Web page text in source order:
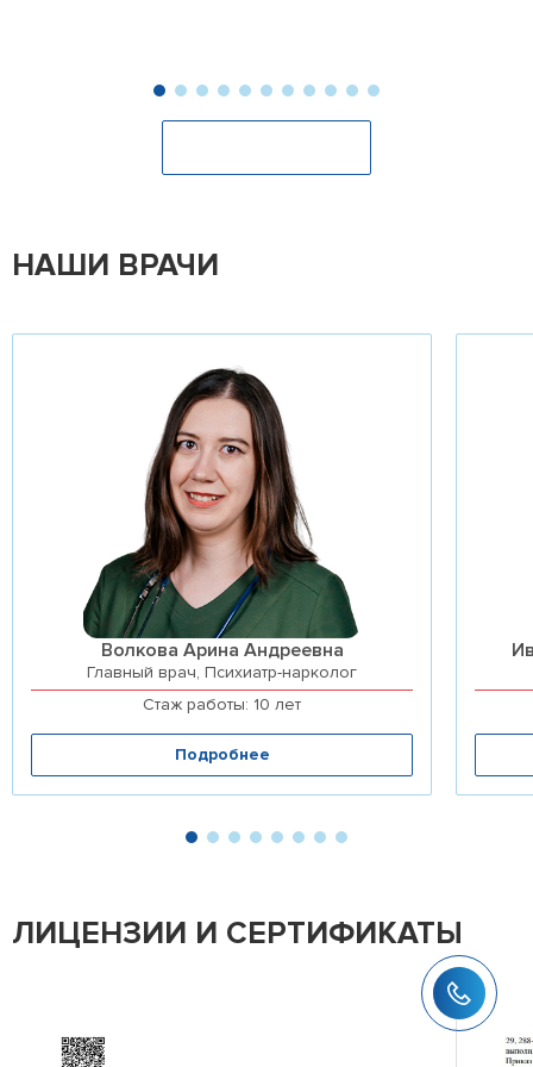
НАШИ ВРАЧИ
Волкова Арина Андреевна
Главный врач, Психиатр-нарколог
Стаж работы: 10 лет
Подробнее
ЛИЦЕНЗИИ И СЕРТИФИКАТЫ